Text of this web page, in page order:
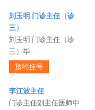
刘玉明 门诊主任（诊
三）
刘玉明 门诊主任（诊
三）毕
预约挂号
李江波主任
门诊主任副主任医师中